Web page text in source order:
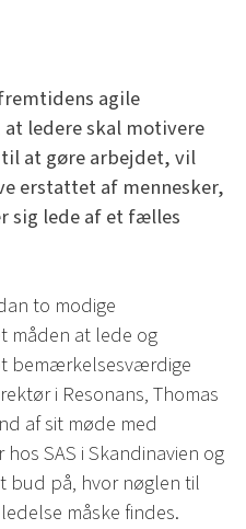
agile
ledere skal motivere
at gøre arbejdet, vil
erstattet af mennesker,
sig lede af et fælles
to modige
måden at lede og
bemærkelsesværdige
i Resonans, Thomas
af sit møde med
SAS i Skandinavien og
bud på, hvor nøglen til
måske findes.